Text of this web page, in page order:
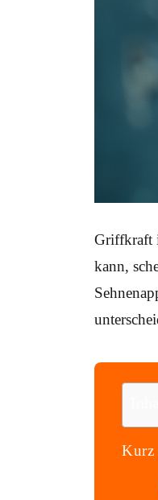
Griffkraft
kann,
Kurz